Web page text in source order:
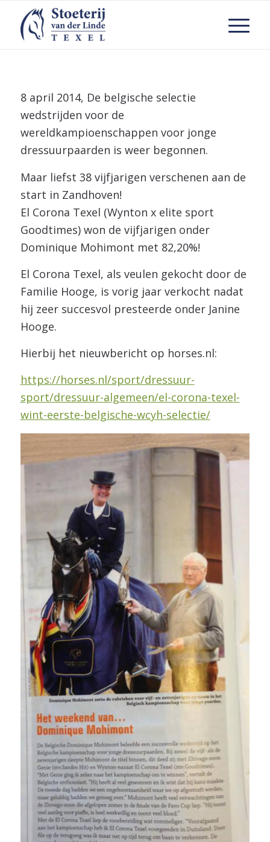
8 april 2014, De belgische selectie
wedstrijden voor de
wereldkampioenschappen voor jonge
dressuurpaarden is weer begonnen.
Maar liefst 38 vijfjarigen verschenen aan de
start in Zandhoven!
El Corona Texel (Wynton x elite sport
Goodtimes) won de vijfjarigen onder
Dominique Mohimont met 82,20%!
El Corona Texel, als veulen gekocht door de
Familie Hooge, is vorig jaar verkocht nadat
hij zeer succesvol presteerde onder Janine
Hooge.
Hierbij het nieuwbericht op horses.nl:
https://horses.nl/sport/dressuur-
sport/dressuur-algemeen/el-corona-texel-
wint-eerste-belgische-wcyh-selectie/